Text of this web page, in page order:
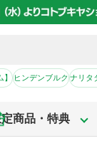
】ヒンデンブルクナリタ
定商品・特典